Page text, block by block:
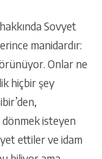
Sovyet
manidardır:
Onlar ne
hiçbir şey
dönmek isteyen
ettiler ve idam